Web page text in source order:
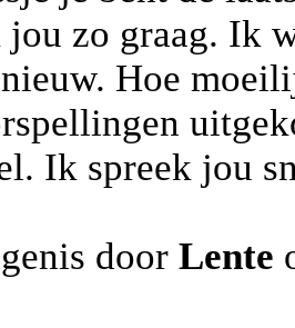
jou zo graag. Ik
Hoe
Ik spreek jou
door Lente